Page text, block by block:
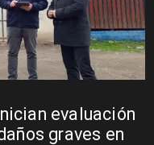
evaluación
graves en